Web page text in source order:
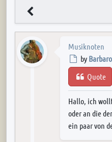
Musiknoten
Post
by
Quote
Hallo, ich
oder an die
ein paar von